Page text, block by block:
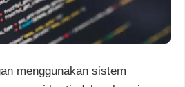
menggunakan sistem